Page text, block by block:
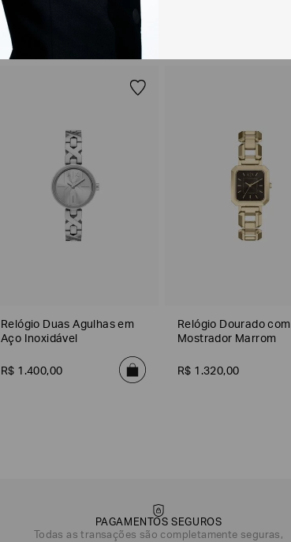
RECOMENDADOS
Relógio Duas Agulhas em
Aço Inoxidável
R$ 1 .400,00
Relógio Dourado com
Mostrador Marrom
R$ 1 .320,00
PAGAMENTOS SEGUROS
Todas as transações são completamente seguras,